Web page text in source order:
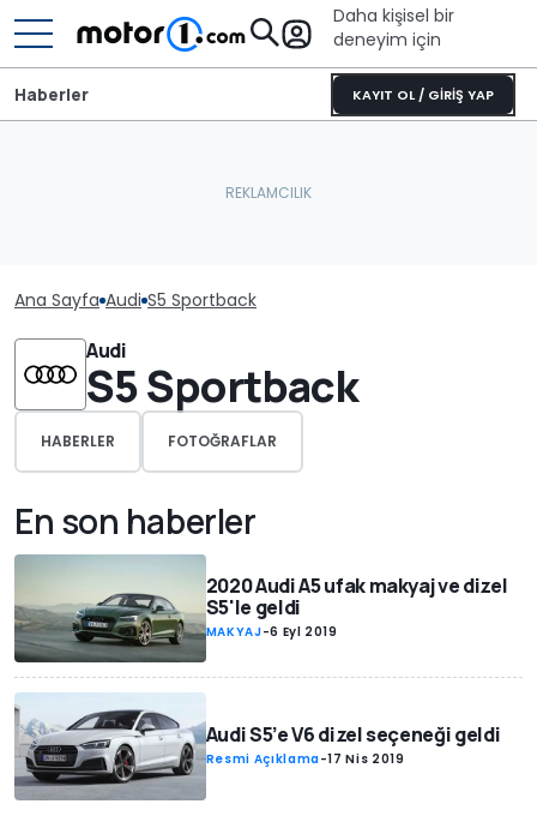
Daha kişisel bir
deneyim için
KAYIT OL / GİRİŞ YAP
Haberler
Ana Sayfa Audi S5 Sportback
Audi
S5 Sportback
HABERLER FOTOĞRAFLAR
En son haberler
2020 Audi A5 ufak makyaj ve dizel
S5'le geldi
MAKYAJ-6 Eyl 2019
Audi S5’e V6 dizel seçeneği geldi
Resmi Açıklama-17 Nis 2019